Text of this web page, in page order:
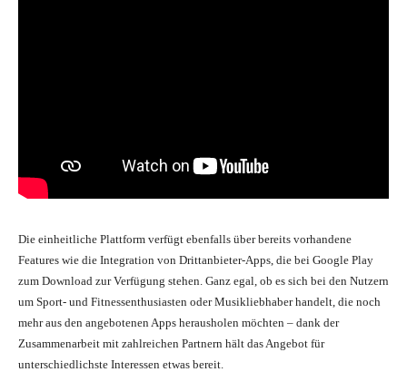
Die einheitliche Plattform verfügt ebenfalls über bereits vorhandene
Features wie die Integration von Drittanbieter-Apps, die bei Google Play
zum Download zur Verfügung stehen. Ganz egal, ob es sich bei den Nutzern
um Sport- und Fitnessenthusiasten oder Musikliebhaber handelt, die noch
mehr aus den angebotenen Apps herausholen möchten – dank der
Zusammenarbeit mit zahlreichen Partnern hält das Angebot für
unterschiedlichste Interessen etwas bereit.